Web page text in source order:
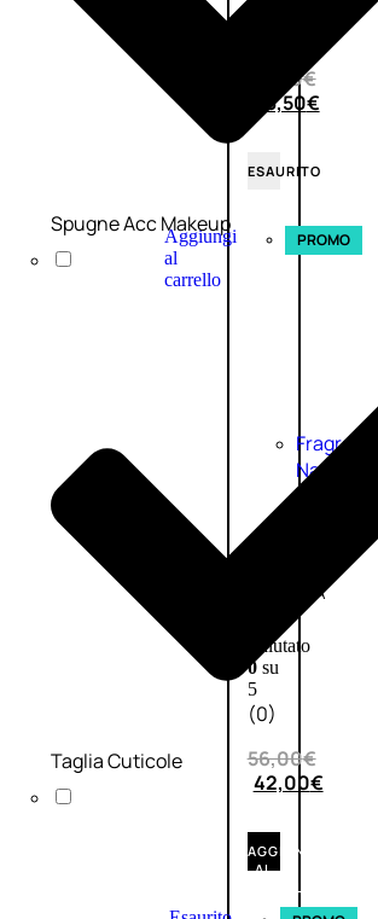
58,00€
43,50€
ESAURITO
Aggiungi
al
carrello
PROMO
Fragranze
Nature
Donna
VERBENA
Valutato
0su
5
(0)
56,00€
42,00€
AGGIUNGI
AL
CARRELLO
Spugne Acc Makeup
Taglia Cuticole